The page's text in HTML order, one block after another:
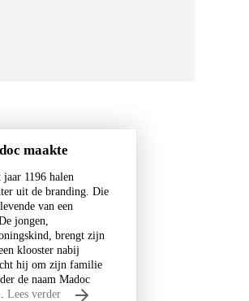
maakte
1196 halen
uit de branding. Die
van een
jongen,
brengt zijn
klooster nabij
hij om zijn familie
de naam Madoc
Lees verder